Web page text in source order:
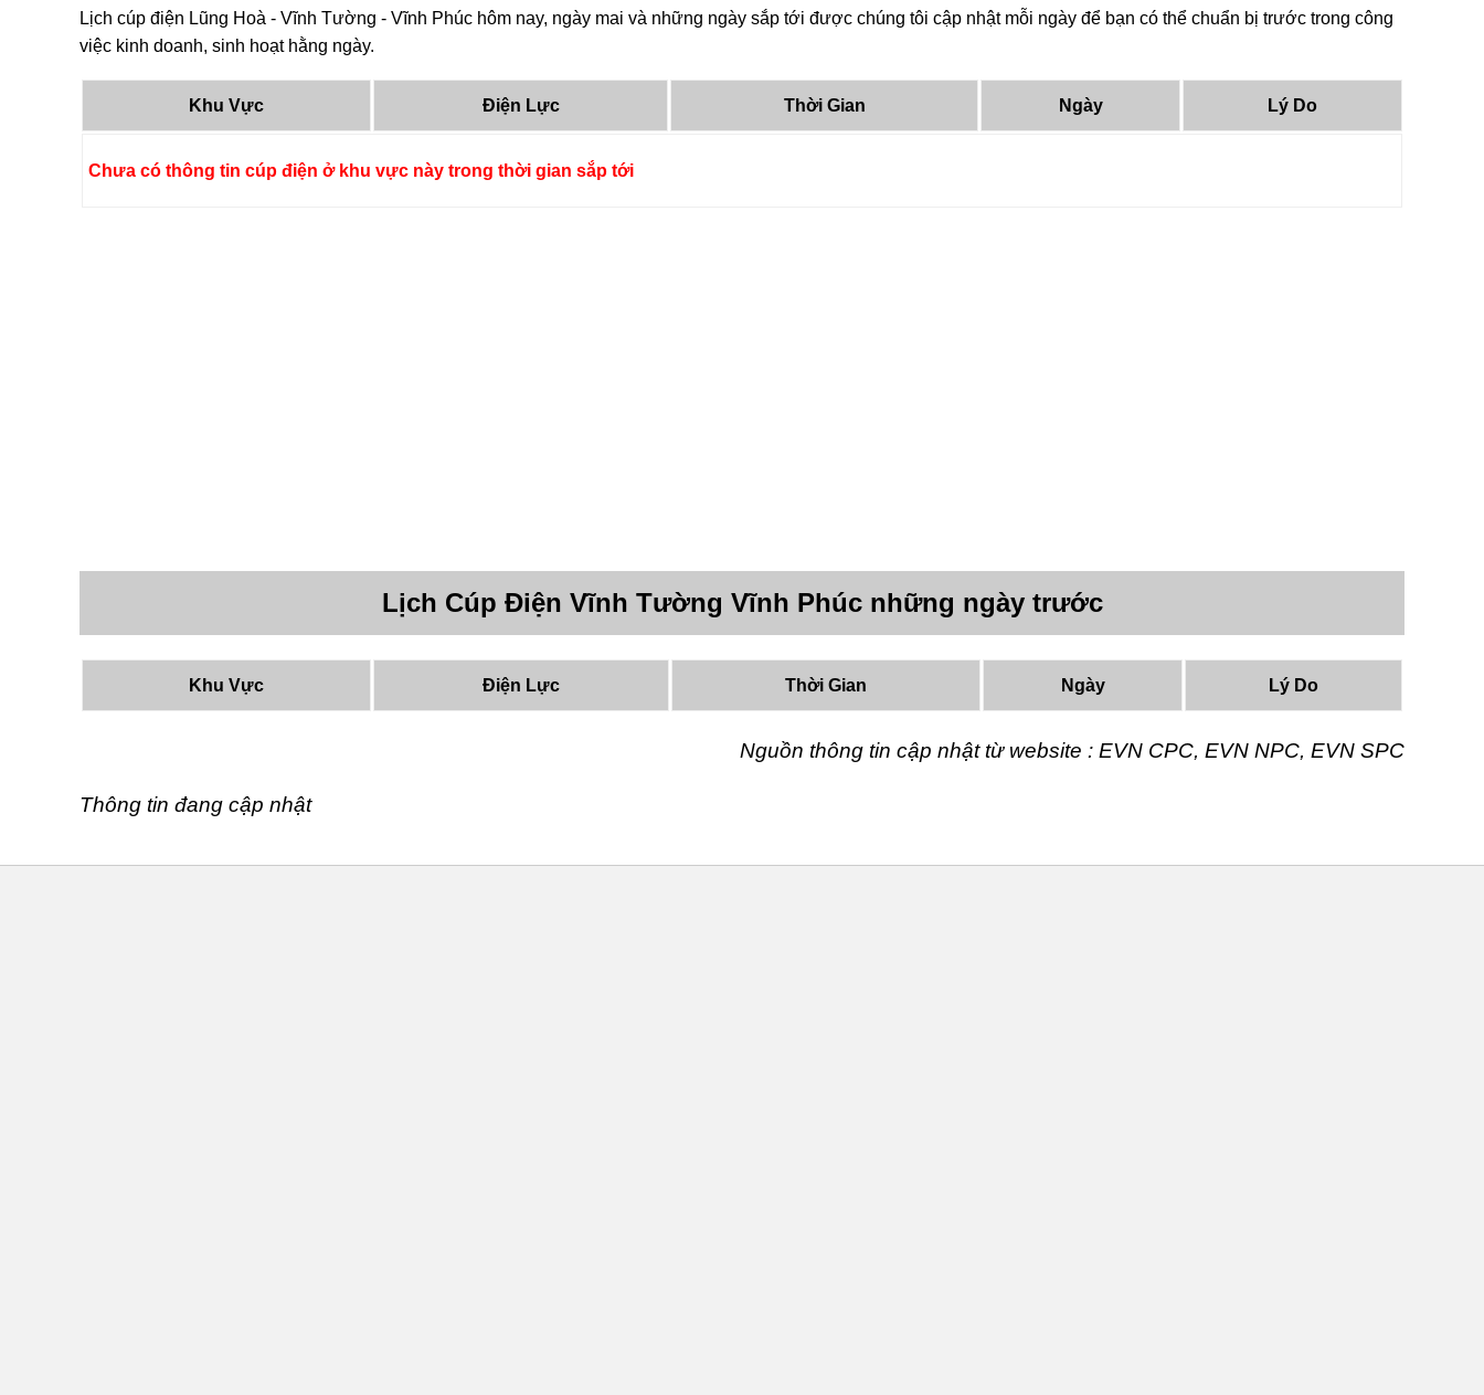
Lịch cúp điện Lũng Hoà - Vĩnh Tường - Vĩnh Phúc hôm nay, ngày mai và những ngày sắp tới được chúng tôi cập nhật mỗi ngày để bạn có thể chuẩn bị trước trong công
việc kinh doanh, sinh hoạt hằng ngày.
Khu Vực Điện Lực Thời Gian Ngày Lý Do
Chưa có thông tin cúp điện ở khu vực này trong thời gian sắp tới
Lịch Cúp Điện Vĩnh Tường Vĩnh Phúc những ngày trước
Khu Vực Điện Lực Thời Gian Ngày Lý Do
Nguồn thông tin cập nhật từ website : EVN CPC, EVN NPC, EVN SPC
Thông tin đang cập nhật